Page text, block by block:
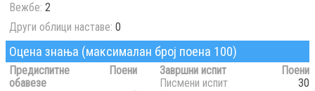
Вежбе: 2
Други облици наставе: 0
Оцена знања (максималан број поена 100)
Предиспитне
обавезе
Поени
Завршни испит
Поени
Писмени испит
30